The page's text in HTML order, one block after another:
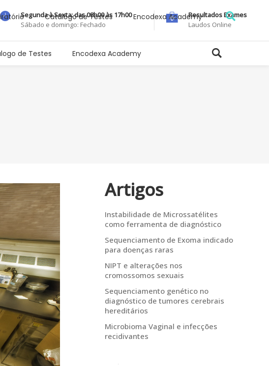
Segunda à Sexta: das 08h00 às 17h00
Sábado e domingo: Fechado
Resultados Exames
Laudos Online
de Testes Encodexa Academy
Catálogo de Testes Encodexa Academy
Artigos
Instabilidade de Microssatélites
como ferramenta de diagnóstico
Sequenciamento de Exoma indicado
para doenças raras
NIPT e alterações nos
cromossomos sexuais
Sequenciamento genético no
diagnóstico de tumores cerebrais
hereditários
Microbioma Vaginal e infecções
recidivantes